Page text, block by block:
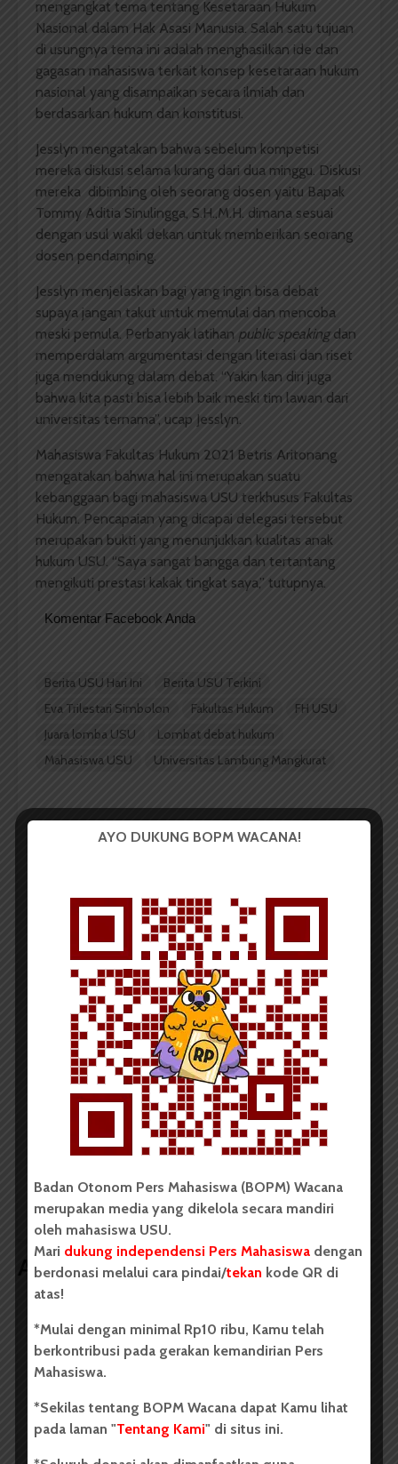
mengangkat tema tentang Kesetaraan Hukum
Nasional dalam Hak Asasi Manusia. Salah satu tujuan
di usungnya tema ini adalah menghasilkan ide dan
gagasan mahasiswa terkait konsep kesetaraan hukum
nasional yang disampaikan secara ilmiah dan
berdasarkan hukum dan konstitusi.
Jesslyn mengatakan bahwa sebelum kompetisi
mereka diskusi selama kurang dari dua minggu. Diskusi
mereka dibimbing oleh seorang dosen yaitu Bapak
Tommy Aditia Sinulingga, S.H.,M.H. dimana sesuai
dengan usul wakil dekan untuk memberikan seorang
dosen pendamping.
Jesslyn menjelaskan bagi yang ingin bisa debat
supaya jangan takut untuk memulai dan mencoba
meski pemula. Perbanyak latihan public speakingdan
memperdalam argumentasi dengan literasi dan riset
juga mendukung dalam debat. “Yakin kan diri juga
bahwa kita pasti bisa lebih baik meski tim lawan dari
universitas ternama”, ucap Jesslyn.
Mahasiswa Fakultas Hukum 2021 Betris Aritonang
mengatakan bahwa hal ini merupakan suatu
kebanggaan bagi mahasiswa USU terkhusus Fakultas
Hukum. Pencapaian yang dicapai delegasi tersebut
merupakan bukti yang menunjukkan kualitas anak
hukum USU. “Saya sangat bangga dan tertantang
mengikuti prestasi kakak tingkat saya,” tutupnya.
Komentar Facebook Anda
Berita USU Hari Ini
Berita USU Terkini
Eva Trilestari Simbolon
Fakultas Hukum
FH USU
Juara lomba USU
Lombat debat hukum
Mahasiswa USU
Universitas Lambung Mangkurat
Redaksi
Badan Otonom Pers Mahasiswa (BOPM) Wacana
merupakan pers mahasiswa yang berdiri di luar
kampus dan dikelola secara mandiri oleh mahasiswa
Universitas Sumatera Utara (USU).
LIHAT SEMUA ARTIKEL
Magnus Sukses Adakan
PMK 2020 dan 2021
Empat Poin Kritikan
Terhadap Kinerja Pema
Reka Cipta
Artikel terkait lain
BERITA KAMPUS
Tim Mahasiswa USU Raih Juara I
Dark Mode | Moda Gelap
AYO DUKUNG BOPM WACANA!
Badan Otonom Pers Mahasiswa (BOPM) Wacana
merupakan media yang dikelola secara mandiri
oleh mahasiswa USU.
Mari dukung independensi Pers Mahasiswa dengan
berdonasi melalui cara pindai/tekan kode QR di
atas!
*Mulai dengan minimal Rp10 ribu, Kamu telah
berkontribusi pada gerakan kemandirian Pers
Mahasiswa.
*Sekilas tentang BOPM Wacana dapat Kamu lihat
pada laman "Tentang Kami" di situs ini.